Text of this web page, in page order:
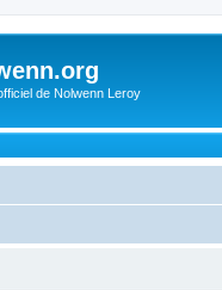
de Nolwenn Leroy